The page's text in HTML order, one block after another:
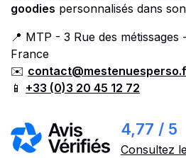
goodies personnalisés dans
📍 MTP - 3 Rue des métissages
France
✉️
📱 +33 (0)3 20 45 12 72
4,77 / 5
Consultez